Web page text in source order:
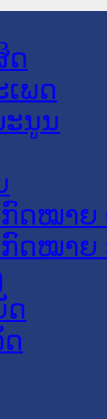
ດ
ພດ
ນູນ
ດໝາຍ
ດໝາຍ
ດ